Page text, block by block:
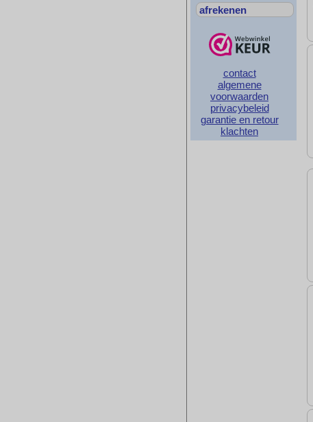
afrekenen
contact
algemene
voorwaarden
privacybeleid
garantie en retour
klachten